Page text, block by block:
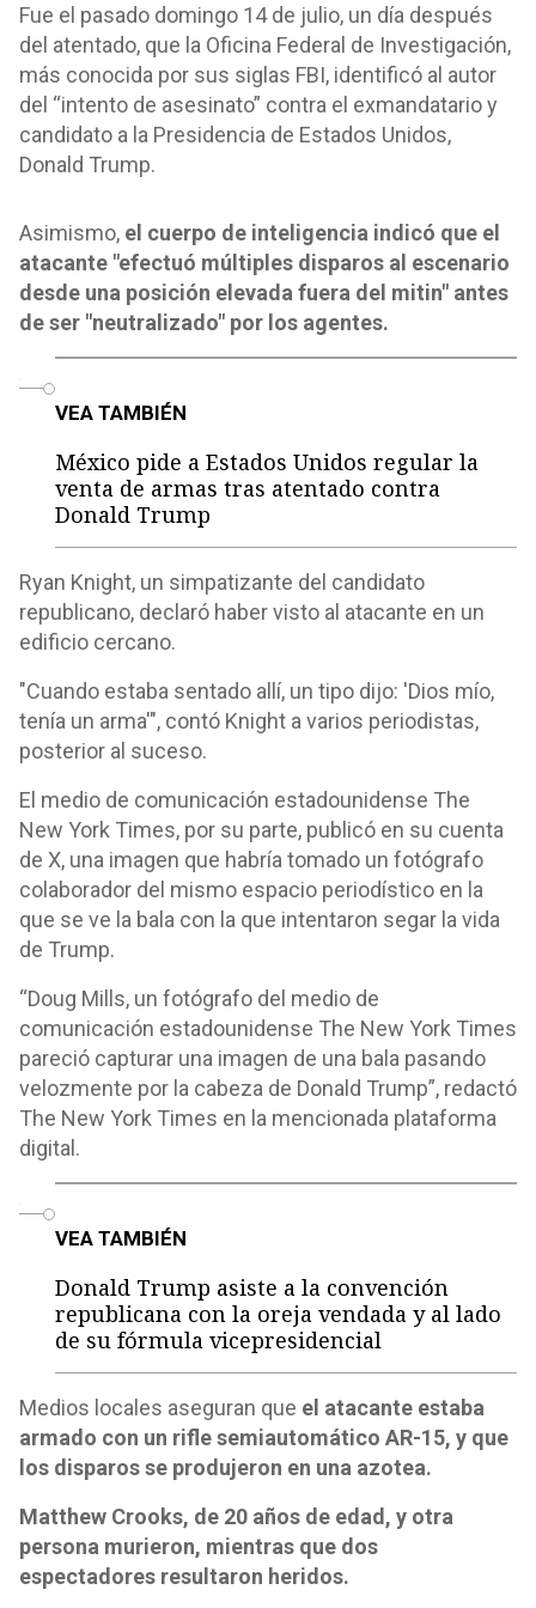
Fue el pasado domingo 14 de julio, un día después
del atentado, que la Oficina Federal de Investigación,
más conocida por sus siglas FBI, identificó al autor
del “intento de asesinato” contra el exmandatario y
candidato a la Presidencia de Estados Unidos,
Donald Trump.
Asimismo, el cuerpo de inteligencia indicó que el
atacante "efectuó múltiples disparos al escenario
desde una posición elevada fuera del mitin" antes
de ser "neutralizado" por los agentes.
VEA TAMBIÉN
México pide a Estados Unidos regular la
venta de armas tras atentado contra
Donald Trump
Ryan Knight, un simpatizante del candidato
republicano, declaró haber visto al atacante en un
edificio cercano.
"Cuando estaba sentado allí, un tipo dijo: 'Dios mío,
tenía un arma'", contó Knight a varios periodistas,
posterior al suceso.
El medio de comunicación estadounidense The
New York Times, por su parte, publicó en su cuenta
de X, una imagen que habría tomado un fotógrafo
colaborador del mismo espacio periodístico en la
que se ve la bala con la que intentaron segar la vida
de Trump.
“Doug Mills, un fotógrafo del medio de
comunicación estadounidense The New York Times
pareció capturar una imagen de una bala pasando
velozmente por la cabeza de Donald Trump”, redactó
The New York Times en la mencionada plataforma
digital.
VEA TAMBIÉN
Donald Trump asiste a la convención
republicana con la oreja vendada y al lado
de su fórmula vicepresidencial
Medios locales aseguran que el atacante estaba
armado con un rifle semiautomático AR-15, y que
los disparos se produjeron en una azotea.
Matthew Crooks, de 20 años de edad, y otra
persona murieron, mientras que dos
espectadores resultaron heridos.